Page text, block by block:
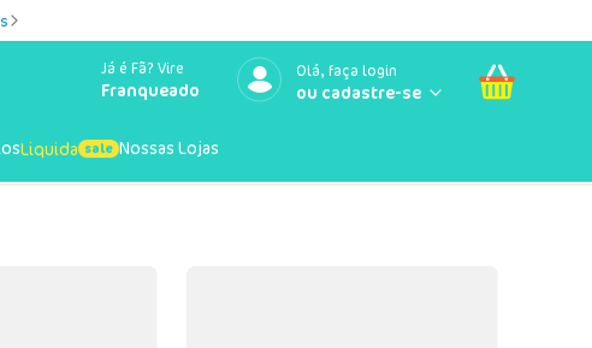
Já é Fã? Vire
Franqueado
Olá, faça login
Liquida Nossas Lojas